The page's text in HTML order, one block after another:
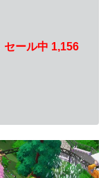
セール中 1,156